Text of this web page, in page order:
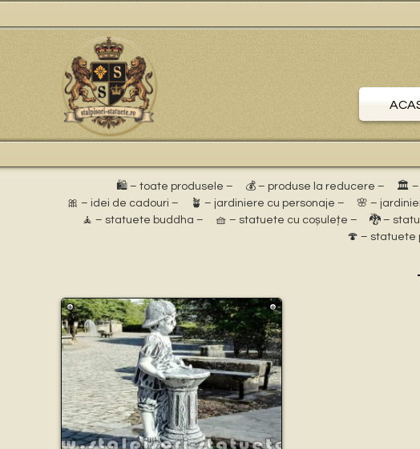
🛍️ – toate produsele – 💰 – produse la reducere – 🏛 –
🎀 – idei de cadouri –
🪴 – jardiniere cu personaje – 🌸 –
🧘 – statuete buddha –
🧺 – statuete cu coșulețe – 🐉 –
🍄 – statuete